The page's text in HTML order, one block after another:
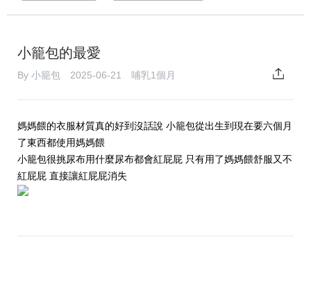
小籠包的最愛
By 小籠包 2025-06-21 哺乳1個月
媽媽餵的衣服材質真的好到沒話說 小籠包從出生到現在要六個月
了東西都使用媽媽餵
小籠包很挑尿布用什麼尿布都會紅屁屁 只有用了媽媽餵舒服又不
紅屁屁 直接讓紅屁屁消失